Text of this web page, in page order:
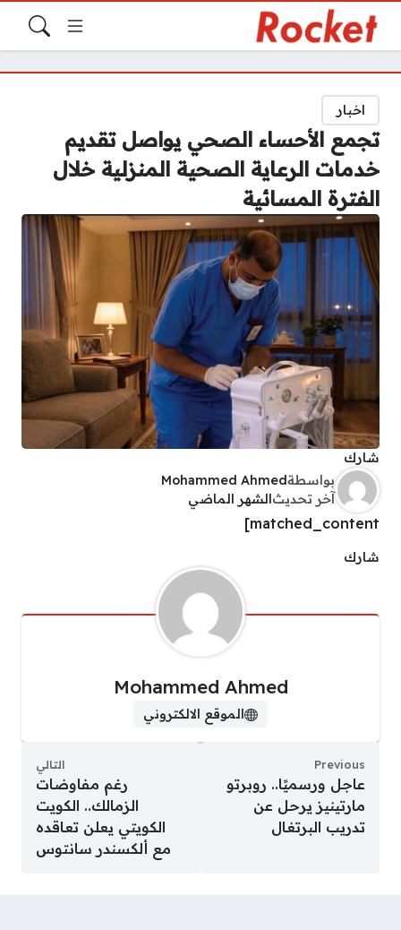
اخبار
تجمع الأحساء الصحي يواصل تقديم
خدمات الرعاية الصحية المنزلية خلال
الفترة المسائية
شارك
بواسطةMohammed Ahmed
آخر تحديث الشهر الماضي
matched_content]
شارك
Mohammed Ahmed
الموقع الالكتروني
Previous
عاجل ورسميًا.. روبرتو
مارتينيز يرحل عن
تدريب البرتغال
التالي
رغم مفاوضات
الزمالك.. الكويت
الكويتي يعلن تعاقده
مع ألكسندر سانتوس